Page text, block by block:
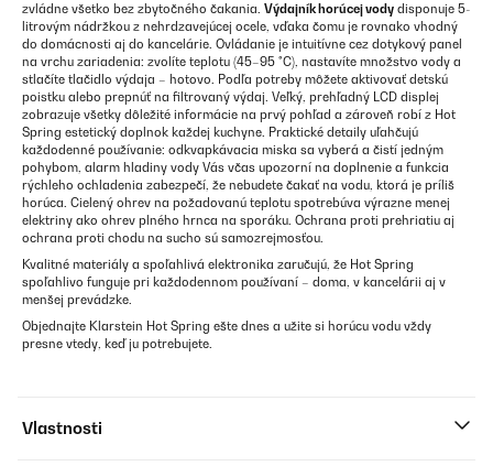
zvládne všetko bez zbytočného čakania. Výdajník horúcej vody disponuje 5-
litrovým nádržkou z nehrdzavejúcej ocele, vďaka čomu je rovnako vhodný
do domácnosti aj do kancelárie. Ovládanie je intuitívne cez dotykový panel
na vrchu zariadenia: zvolíte teplotu (45–95 °C), nastavíte množstvo vody a
stlačíte tlačidlo výdaja – hotovo. Podľa potreby môžete aktivovať detskú
poistku alebo prepnúť na filtrovaný výdaj. Veľký, prehľadný LCD displej
zobrazuje všetky dôležité informácie na prvý pohľad a zároveň robí z Hot
Spring estetický doplnok každej kuchyne. Praktické detaily uľahčujú
každodenné používanie: odkvapkávacia miska sa vyberá a čistí jedným
pohybom, alarm hladiny vody Vás včas upozorní na doplnenie a funkcia
rýchleho ochladenia zabezpečí, že nebudete čakať na vodu, ktorá je príliš
horúca. Cielený ohrev na požadovanú teplotu spotrebúva výrazne menej
elektriny ako ohrev plného hrnca na sporáku. Ochrana proti prehriatiu aj
ochrana proti chodu na sucho sú samozrejmosťou.
Kvalitné materiály a spoľahlivá elektronika zaručujú, že Hot Spring
spoľahlivo funguje pri každodennom používaní – doma, v kancelárii aj v
menšej prevádzke.
Objednajte Klarstein Hot Spring ešte dnes a užite si horúcu vodu vždy
presne vtedy, keď ju potrebujete.
Vlastnosti